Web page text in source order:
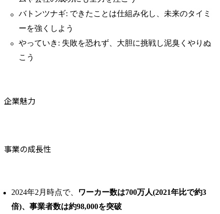
バトンツナギ: できたことは仕組み化し、未来のタイミ
ーを強くしよう
やっていき: 失敗を恐れず、大胆に挑戦し泥臭くやりぬ
こう
企業魅力
事業の成長性
2024年2月時点で、
ワーカー数は700万人(2021年比で約3
倍)、事業者数は約98,000を突破